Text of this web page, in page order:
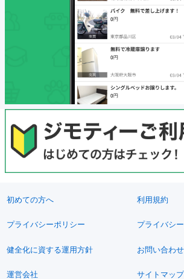
初めての方へ 利用規約
プライバシーポリシー プライバシ
健全化に資する運用方針 お問い合わせ
運営会社 サイトマップ